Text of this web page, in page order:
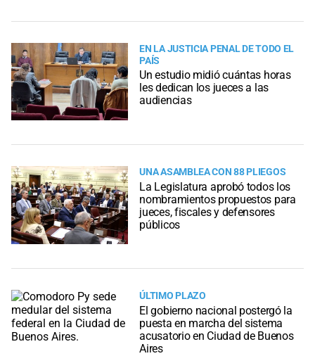
EN LA JUSTICIA PENAL DE TODO EL
PAÍS
Un estudio midió cuántas horas
les dedican los jueces a las
audiencias
UNA ASAMBLEA CON 88 PLIEGOS
La Legislatura aprobó todos los
nombramientos propuestos para
jueces, fiscales y defensores
públicos
ÚLTIMO PLAZO
El gobierno nacional postergó la
puesta en marcha del sistema
acusatorio en Ciudad de Buenos
Aires